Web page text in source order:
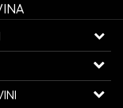
Srbija